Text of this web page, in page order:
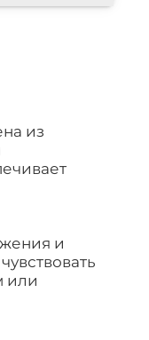
из
и
или